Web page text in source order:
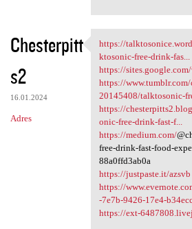
Chesterpitt
s2
16.01.2024
Adres
https://talktosonice
https://
ktosonic-free-drink-fas...
https://
https://
20145408/talktosonic-
https://
onic-free-drink-fast-f...
https://medium.com/
free-drink-fast-food-
88a0ffd3ab0a
https://justpaste.it/azsvb
https://
-7e7b-9426-17e4-
https://ext-